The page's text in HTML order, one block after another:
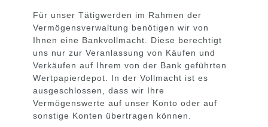
Für unser Tätigwerden im Rahmen der
Vermögensverwaltung benötigen wir von
Ihnen eine Bankvollmacht. Diese berechtigt
uns nur zur Veranlassung von Käufen und
Verkäufen auf Ihrem von der Bank geführten
Wertpapierdepot. In der Vollmacht ist es
ausgeschlossen, dass wir Ihre
Vermögenswerte auf unser Konto oder auf
sonstige Konten übertragen können.